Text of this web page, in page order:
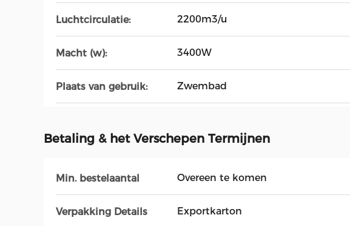
Luchtcirculatie: 2200m3/u
Macht (w): 3400W
Plaats van gebruik: Zwembad
Betaling & het Verschepen Termijnen
Min. bestelaantal Overeen te komen
Verpakking Details Exportkarton